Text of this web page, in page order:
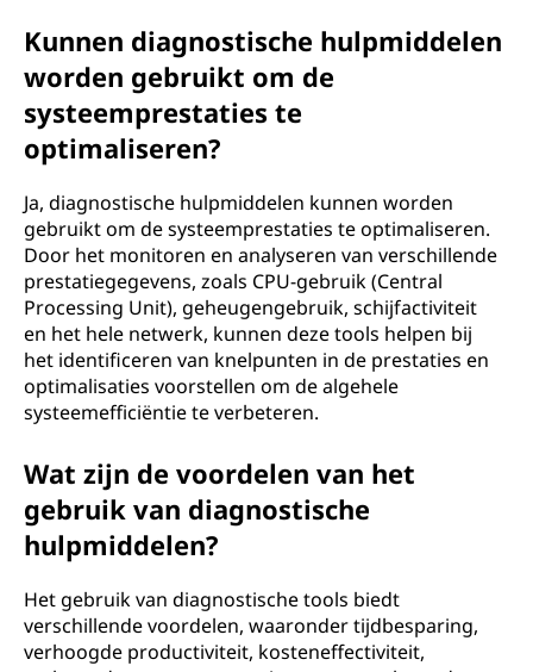
Kunnen diagnostische hulpmiddelen
worden gebruikt om de
systeemprestaties te
optimaliseren?
Ja, diagnostische hulpmiddelen kunnen worden
gebruikt om de systeemprestaties te optimaliseren.
Door het monitoren en analyseren van verschillende
prestatiegegevens, zoals CPU-gebruik (Central
Processing Unit), geheugengebruik, schijfactiviteit
en het hele netwerk, kunnen deze tools helpen bij
het identificeren van knelpunten in de prestaties en
optimalisaties voorstellen om de algehele
systeemefficiëntie te verbeteren.
Wat zijn de voordelen van het
gebruik van diagnostische
hulpmiddelen?
Het gebruik van diagnostische tools biedt
verschillende voordelen, waaronder tijdbesparing,
verhoogde productiviteit, kosteneffectiviteit,